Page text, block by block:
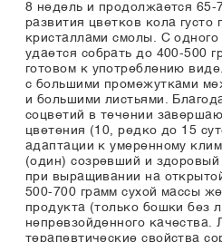
8 недель и продолжается 65-
развития цветков кола густо
кристаллами смолы. С одного
удается собрать до 400-500
готовом к употреблению
с большими промежутками
и большими листьями.
соцветий в течении
цветения (10, редко до 15
адаптации к умеренному
(один) созревший и здоровый
при выращивании на
500-700 грамм сухой массы
продукта (только бошки без
непревзойденного качества.
терапевтические свойства